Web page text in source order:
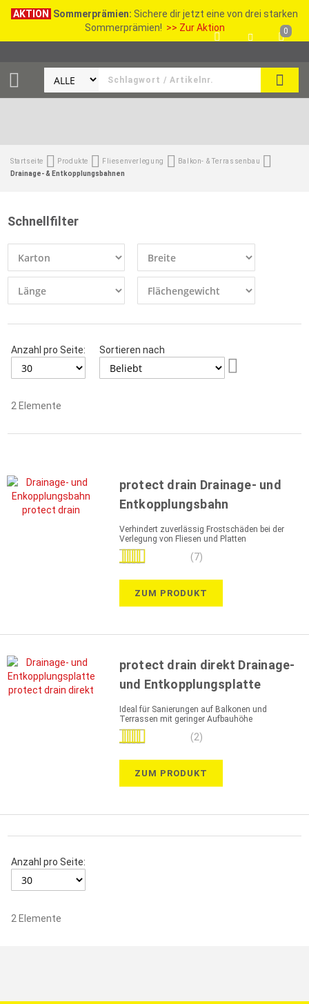
AKTION Sommerprämien: Sichere dir jetzt eine von drei starken
Sommerprämien! >> Zur Aktion 0
Startseite Produkte Fliesenverlegung
Balkon- & Terrassenbau
Drainage- & Entkopplungsbahnen
Schnellfilter
Anzahl pro Seite:
Sortieren nach
2 Elemente
protect drain Drainage- und
Entkopplungsbahn
Verhindert zuverlässig Frostschäden bei der
Verlegung von Fliesen und Platten
Bewertung:
(7)
ZUM PRODUKT
protect drain direkt Drainage-
und Entkopplungsplatte
Ideal für Sanierungen auf Balkonen und
Terrassen mit geringer Aufbauhöhe
Bewertung:
(2)
ZUM PRODUKT
Anzahl pro Seite:
2 Elemente